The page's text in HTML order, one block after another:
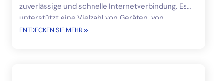
zuverlässige und schnelle Internetverbindung. Es
unterstützt eine Vielzahl von Geräten, von
Computern über Spielekonsolen bis hin zu VoIP-
ENTDECKEN SIE MEHR